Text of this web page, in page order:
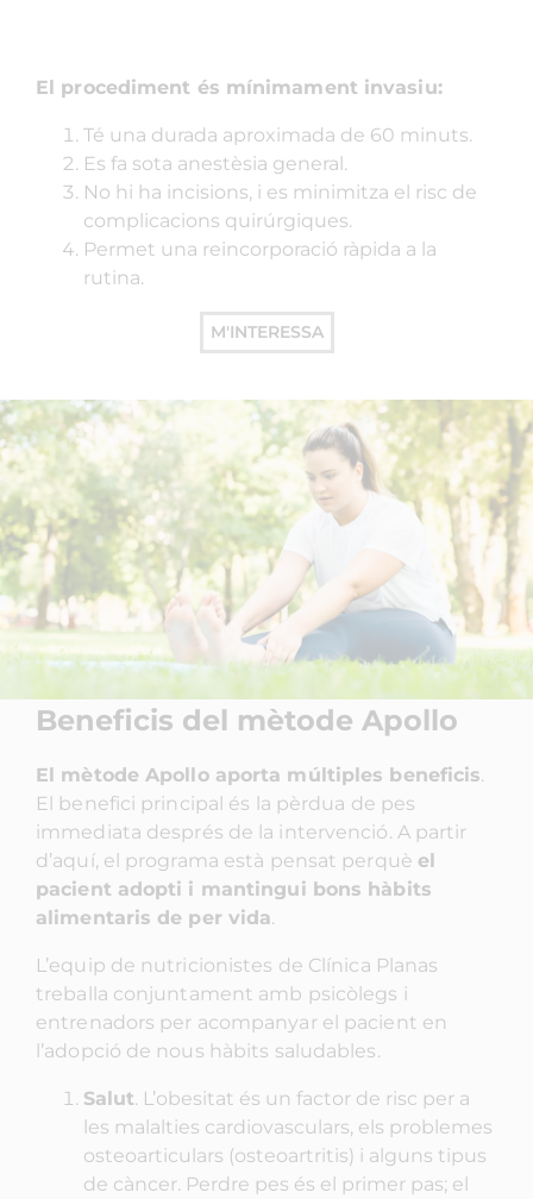
El procediment és mínimament invasiu:
Té una durada aproximada de 60 minuts.
Es fa sota anestèsia general.
No hi ha incisions, i es minimitza el risc de
complicacions quirúrgiques.
Permet una reincorporació ràpida a la
rutina.
M'INTERESSA
Beneficis del mètode Apollo
El mètode Apollo aporta múltiples beneficis.
El benefici principal és la pèrdua de pes
immediata després de la intervenció. A partir
d’aquí, el programa està pensat perquè el
pacient adopti i mantingui bons hàbits
alimentaris de per vida.
L’equip de nutricionistes de Clínica Planas
treballa conjuntament amb psicòlegs i
entrenadors per acompanyar el pacient en
l’adopció de nous hàbits saludables.
Salut. L’obesitat és un factor de risc per a
les malalties cardiovasculars, els problemes
osteoarticulars (osteoartritis) i alguns tipus
de càncer. Perdre pes és el primer pas; el